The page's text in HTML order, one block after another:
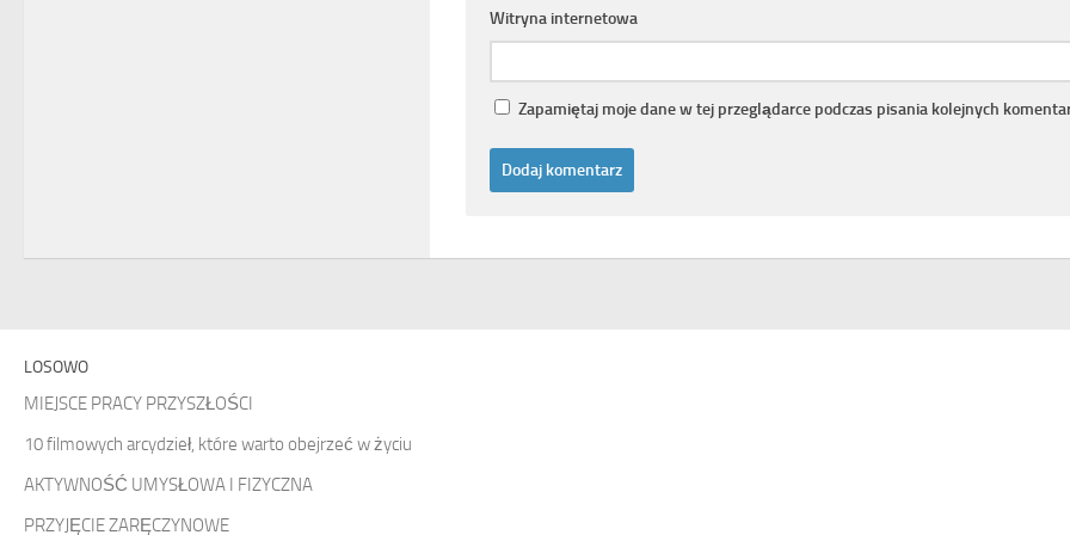
Witryna internetowa
Zapamiętaj moje dane w tej przeglądarce podczas pisania kolejnych
LOSOWO
MIEJSCE PRACY PRZYSZŁOŚCI
10 filmowych arcydzieł, które warto obejrzeć w życiu
AKTYWNOŚĆ UMYSŁOWA I FIZYCZNA
PRZYJĘCIE ZARĘCZYNOWE